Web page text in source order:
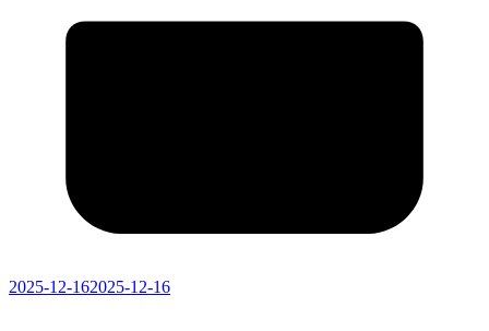
2025-12-162025-12-16